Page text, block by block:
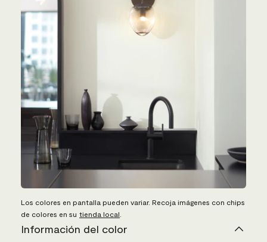
Los colores en pantalla pueden variar. Recoja imágenes con chips
de colores en su tienda local
Información del color